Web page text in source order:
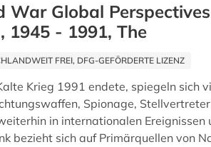
War Global
1945 - 1991, The
FREI, DFG-GEFÖRDERTE LIZENZ
Krieg 1991 endete, spiegeln sich
Spionage,
in internationalen
bezieht sich auf Primärquellen von